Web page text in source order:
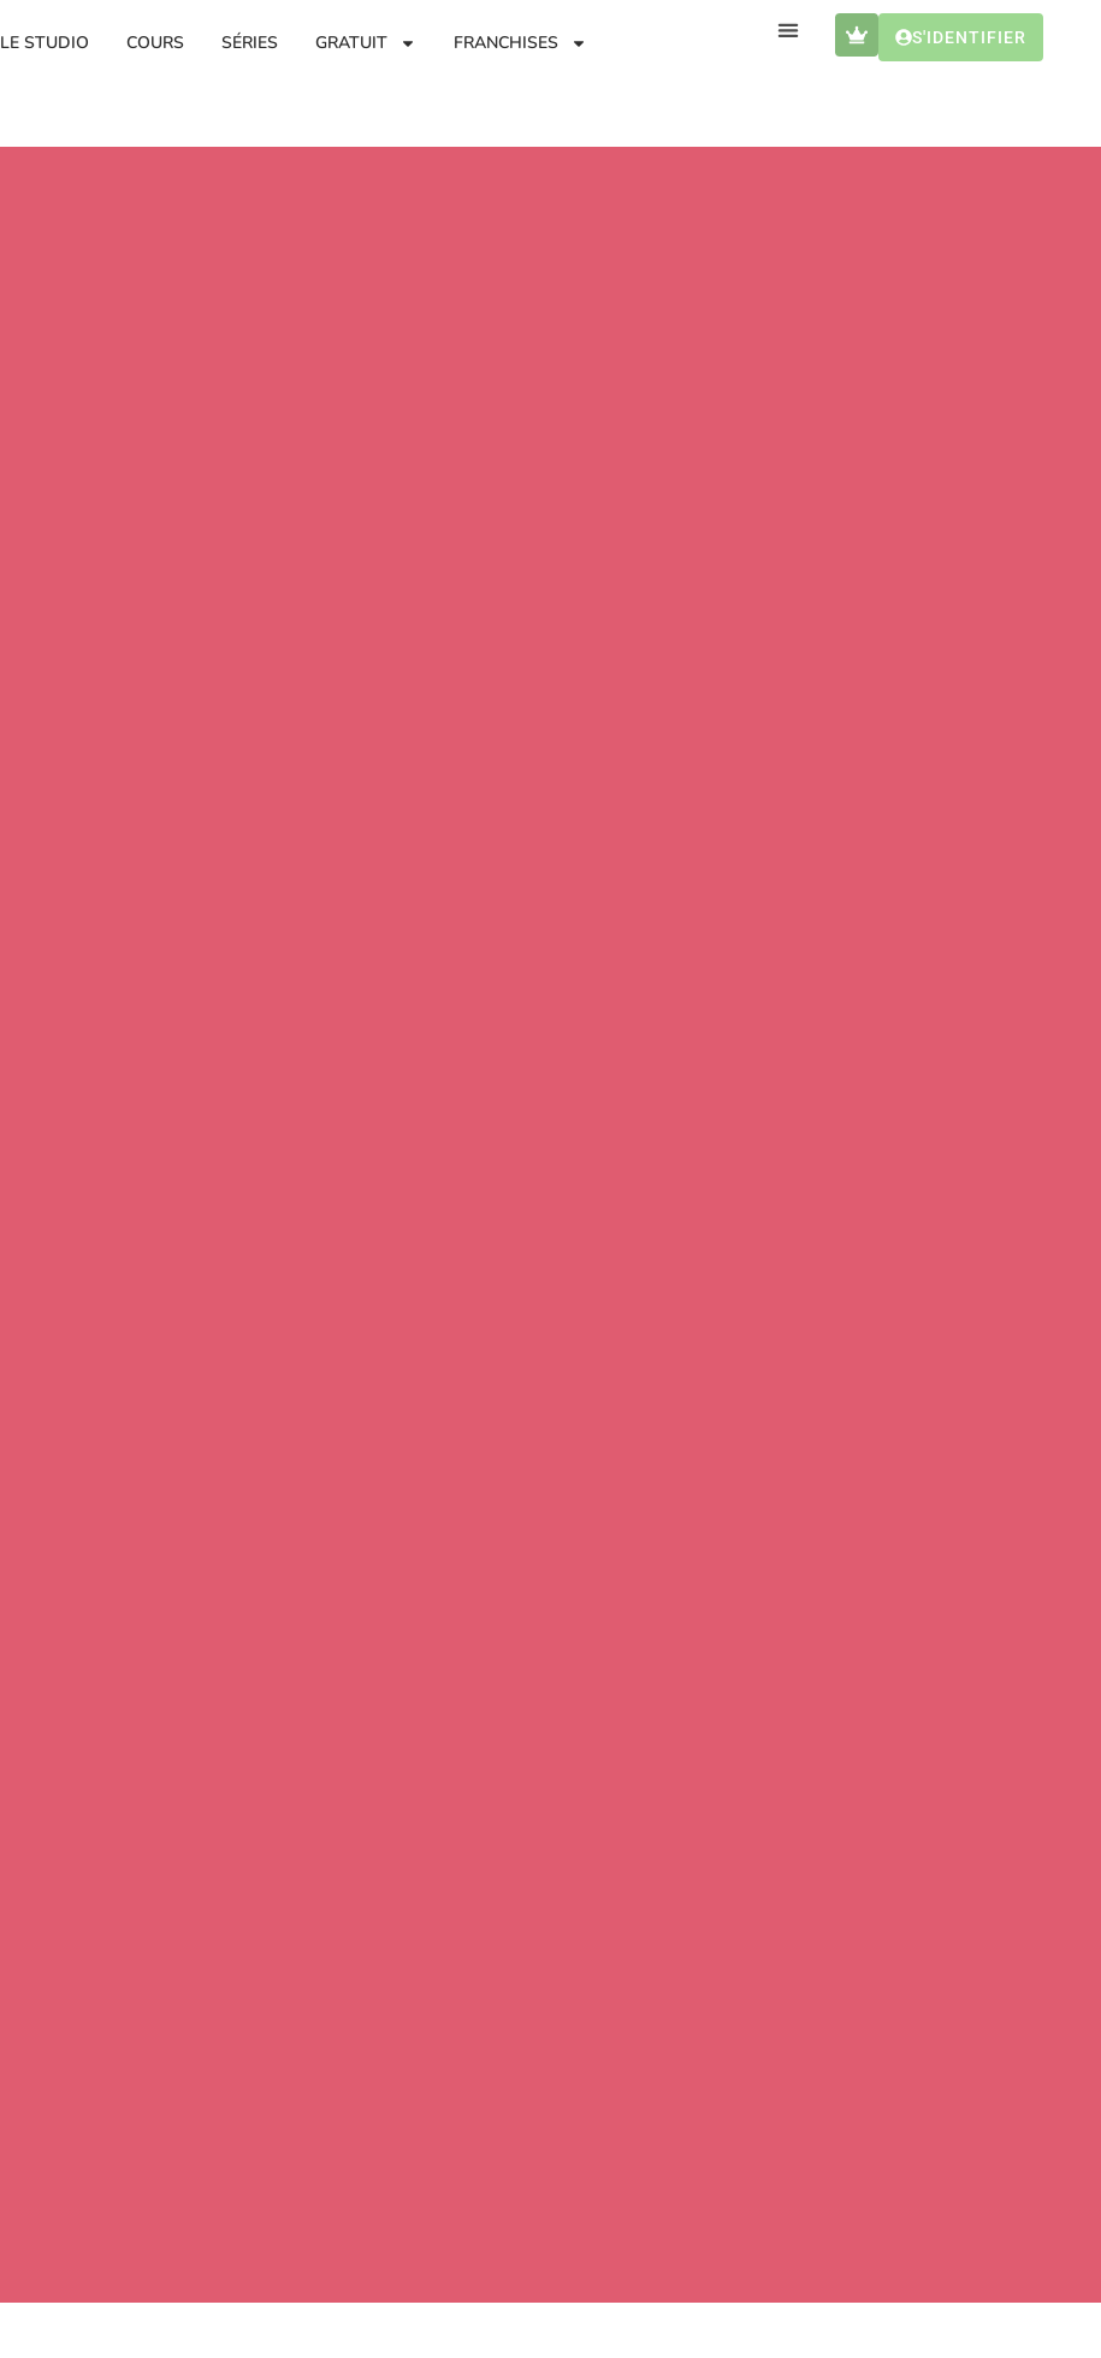
LE STUDIO COURS SÉRIES GRATUIT FRANCHISES S'IDENTIFIER